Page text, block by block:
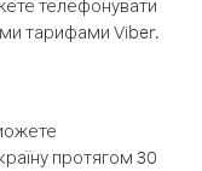
телефонувати
тарифами Viber.
протягом 30